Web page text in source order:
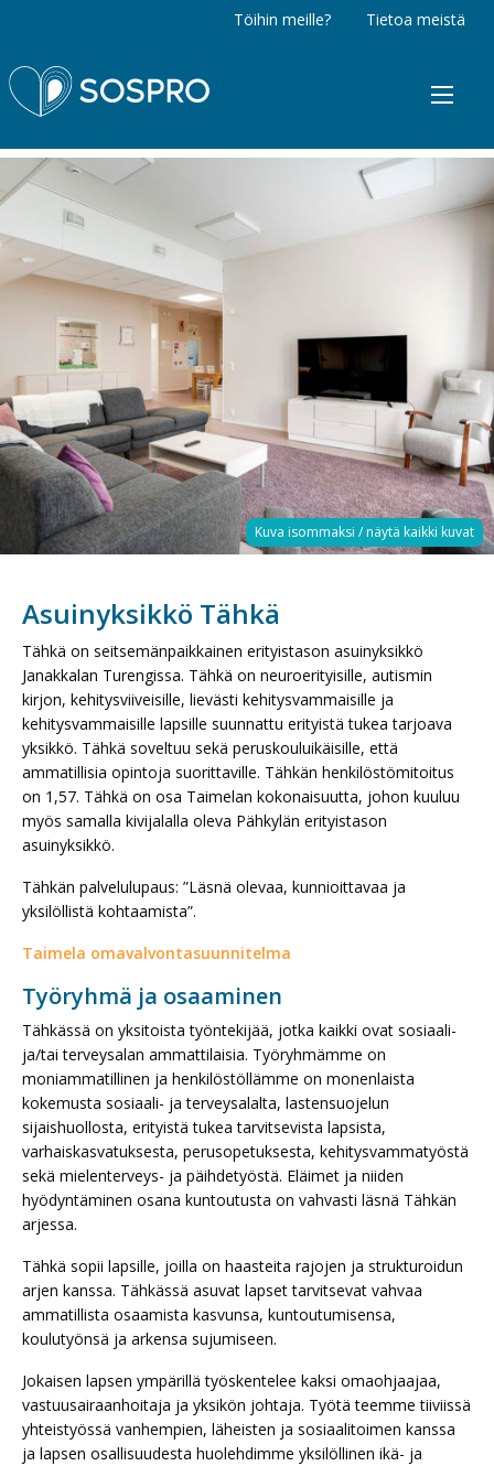
Tietoa meistä
Töihin meille?
Sospro
Asuinyksikkö Tähkä
Tähkä on seitsemänpaikkainen erityistason asuinyksikkö
Janakkalan Turengissa. Tähkä on neuroerityisille, autismin
kirjon, kehitysviiveisille, lievästi kehitysvammaisille ja
kehitysvammaisille lapsille suunnattu erityistä tukea tarjoava
yksikkö. Tähkä soveltuu sekä peruskouluikäisille, että
ammatillisia opintoja suorittaville. Tähkän henkilöstömitoitus
on 1,57. Tähkä on osa Taimelan kokonaisuutta, johon kuuluu
myös samalla kivijalalla oleva Pähkylän erityistason
asuinyksikkö.
Tähkän palvelulupaus: ”Läsnä olevaa, kunnioittavaa ja
yksilöllistä kohtaamista”.
Taimela omavalvontasuunnitelma
Työryhmä ja osaaminen
Tähkässä on yksitoista työntekijää, jotka kaikki ovat sosiaali-
ja/tai terveysalan ammattilaisia. Työryhmämme on
moniammatillinen ja henkilöstöllämme on monenlaista
kokemusta sosiaali- ja terveysalalta, lastensuojelun
sijaishuollosta, erityistä tukea tarvitsevista lapsista,
varhaiskasvatuksesta, perusopetuksesta, kehitysvammatyöstä
sekä mielenterveys- ja päihdetyöstä. Eläimet ja niiden
hyödyntäminen osana kuntoutusta on vahvasti läsnä Tähkän
arjessa.
Tähkä sopii lapsille, joilla on haasteita rajojen ja strukturoidun
arjen kanssa. Tähkässä asuvat lapset tarvitsevat vahvaa
ammatillista osaamista kasvunsa, kuntoutumisensa,
koulutyönsä ja arkensa sujumiseen.
Jokaisen lapsen ympärillä työskentelee kaksi omaohjaajaa,
vastuusairaanhoitaja ja yksikön johtaja. Työtä teemme tiiviissä
yhteistyössä vanhempien, läheisten ja sosiaalitoimen kanssa
ja lapsen osallisuudesta huolehdimme yksilöllinen ikä- ja